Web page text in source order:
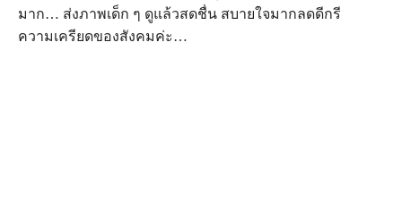
มาก… ส่งภาพเด็ก ๆ ดูแล้วสดชื่น สบายใจมากลดดีกรี
ความเครียดของสังคมค่ะ…